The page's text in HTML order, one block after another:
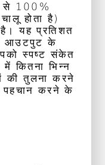
से 100%
होता है)
यह प्रतिशत
आउटपुट के
स्पष्ट संकेत
कितना भिन्न
की तुलना करने
पहचान करने के